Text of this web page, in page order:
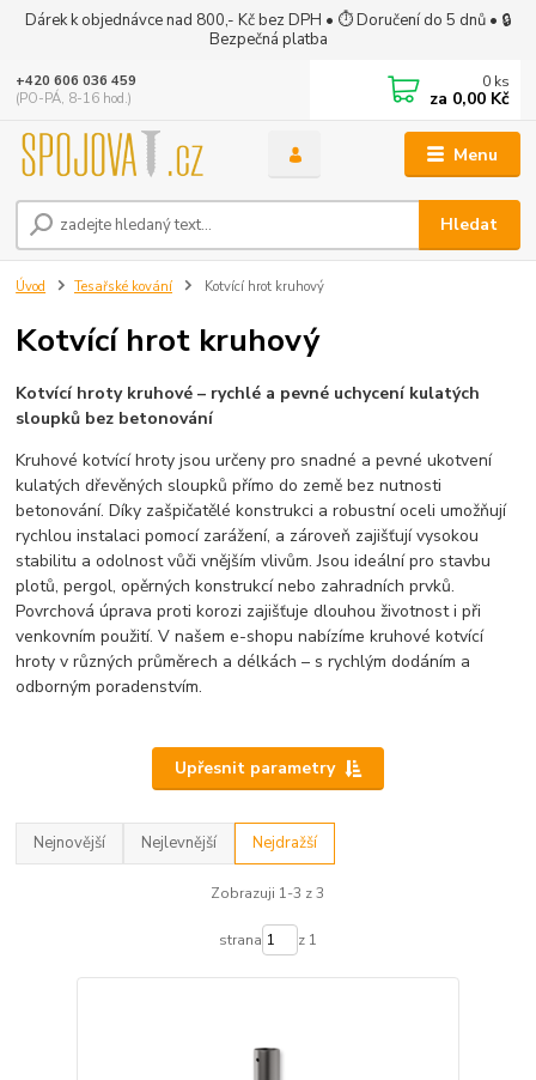
Dárek k objednávce nad 800,- Kč bez DPH • ⏱ Doručení do 5 dnů • 🔒
Bezpečná platba
Menu
Hledat
+420 606 036 459
(PO-PÁ, 8-16 hod.)
0 ks
za 0,00 Kč
Úvod Tesařské kování Kotvící hrot kruhový
Kotvící hrot kruhový
Kotvící hroty kruhové – rychlé a pevné uchycení kulatých
sloupků bez betonování
Kruhové kotvící hroty jsou určeny pro snadné a pevné ukotvení
kulatých dřevěných sloupků přímo do země bez nutnosti
betonování. Díky zašpičatělé konstrukci a robustní oceli umožňují
rychlou instalaci pomocí zarážení, a zároveň zajišťují vysokou
stabilitu a odolnost vůči vnějším vlivům. Jsou ideální pro stavbu
plotů, pergol, opěrných konstrukcí nebo zahradních prvků.
Povrchová úprava proti korozi zajišťuje dlouhou životnost i při
venkovním použití. V našem e-shopu nabízíme kruhové kotvící
hroty v různých průměrech a délkách – s rychlým dodáním a
odborným poradenstvím.
Upřesnit parametry
Nejnovější Nejlevnější Nejdražší
Zobrazuji 1-3 z 3
strana z 1